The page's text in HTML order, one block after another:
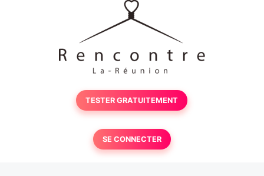
TESTER GRATUITEMENT
SE CONNECTER